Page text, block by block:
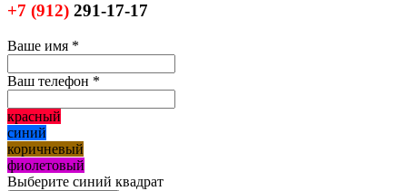
+7 (912) 291-17-17
Ваше имя *
Ваш телефон *
красный
синий
коричневый
фиолетовый
Выберите синий квадрат